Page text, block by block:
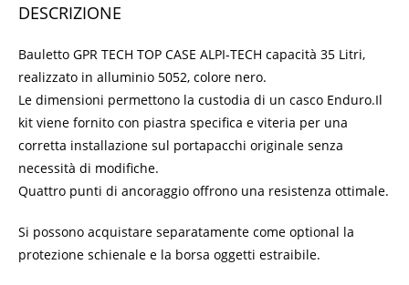
DESCRIZIONE
Bauletto GPR TECH TOP CASE ALPI-TECH capacità 35 Litri,
realizzato in alluminio 5052, colore nero.
Le dimensioni permettono la custodia di un casco Enduro.Il
kit viene fornito con piastra specifica e viteria per una
corretta installazione sul portapacchi originale senza
necessità di modifiche.
Quattro punti di ancoraggio offrono una resistenza ottimale.
Si possono acquistare separatamente come optional la
protezione schienale e la borsa oggetti estraibile.